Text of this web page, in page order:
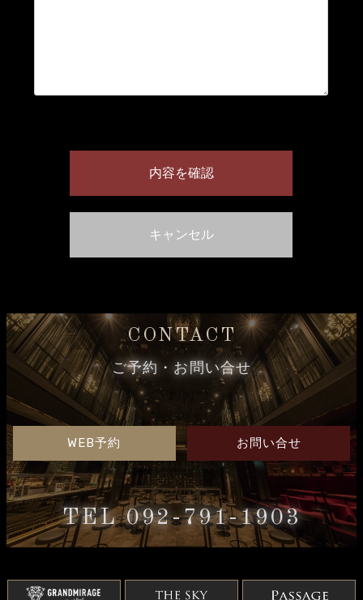
CONTACT
ご予約・お問い合せ
WEB予約 お問い合せ
TEL 092-791-1903